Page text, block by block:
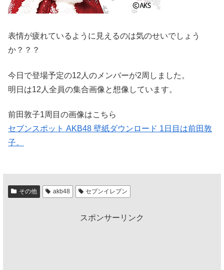
表情が疲れているように見えるのは気のせいでしょう
か？？？
今日で登場予定の12人のメンバーが2周しました。
明日は12人全員の集合画像と想像しています。
前田敦子1周目の画像はこちら
セブンスポット AKB48 壁紙ダウンロード 1日目は前田敦
子。
その他 akb48 セブンイレブン
スポンサーリンク